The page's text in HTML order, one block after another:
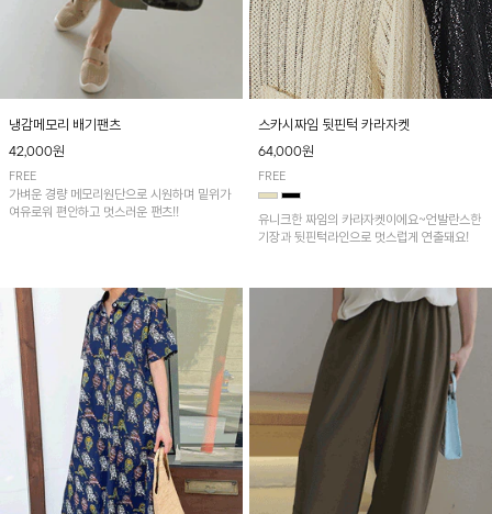
냉감메모리 배기팬츠
42,000원
FREE
가벼운 경량 메모리원단으로 시원하며 밑위가
여유로워 편안하고 멋스러운 팬츠!!
스카시짜임 뒷핀턱 카라자켓
64,000원
FREE
유니크한 짜임의 카라자켓이에요~언발란스한
기장과 뒷핀턱라인으로 멋스럽게 연출돼요!